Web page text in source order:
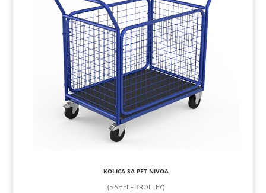
KOLICA SA PET NIVOA
(5 SHELF TROLLEY)